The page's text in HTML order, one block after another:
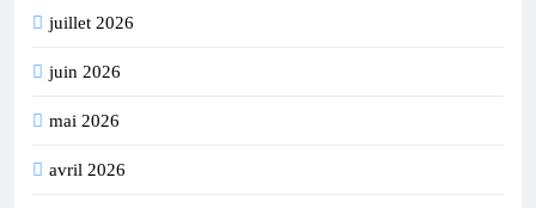
juillet 2026
juin 2026
mai 2026
avril 2026